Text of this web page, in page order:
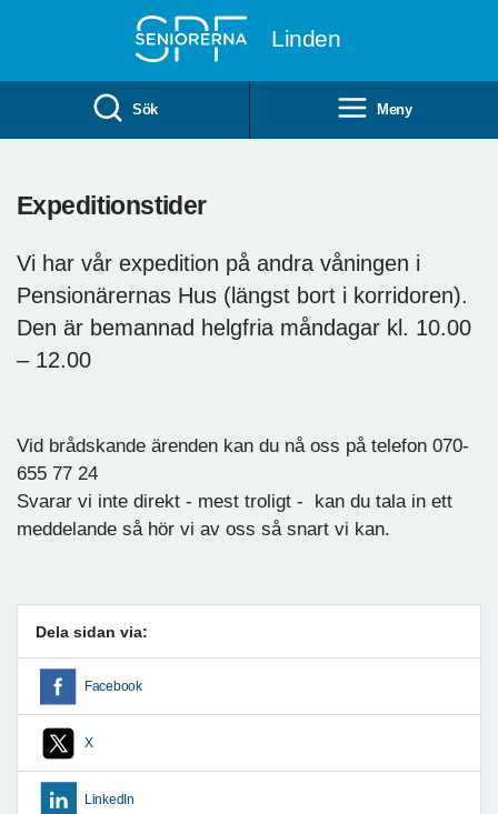
Linden
Sök Meny
Expeditionstider
Vi har vår expedition på andra våningen i
Pensionärernas Hus (längst bort i korridoren).
Den är bemannad helgfria måndagar kl. 10.00
– 12.00
Vid brådskande ärenden kan du nå oss på telefon 070-
655 77 24
Svarar vi inte direkt - mest troligt - kan du tala in ett
meddelande så hör vi av oss så snart vi kan.
Dela sidan via:
Facebook
X
LinkedIn